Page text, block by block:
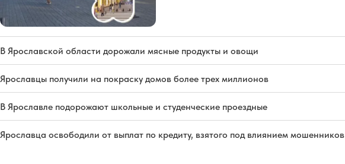
В Ярославской области дорожали мясные продукты и овощи
Ярославцы получили на покраску домов более трех миллионов
В Ярославле подорожают школьные и студенческие проездные
Ярославца освободили от выплат по кредиту, взятого под влиянием мошенников